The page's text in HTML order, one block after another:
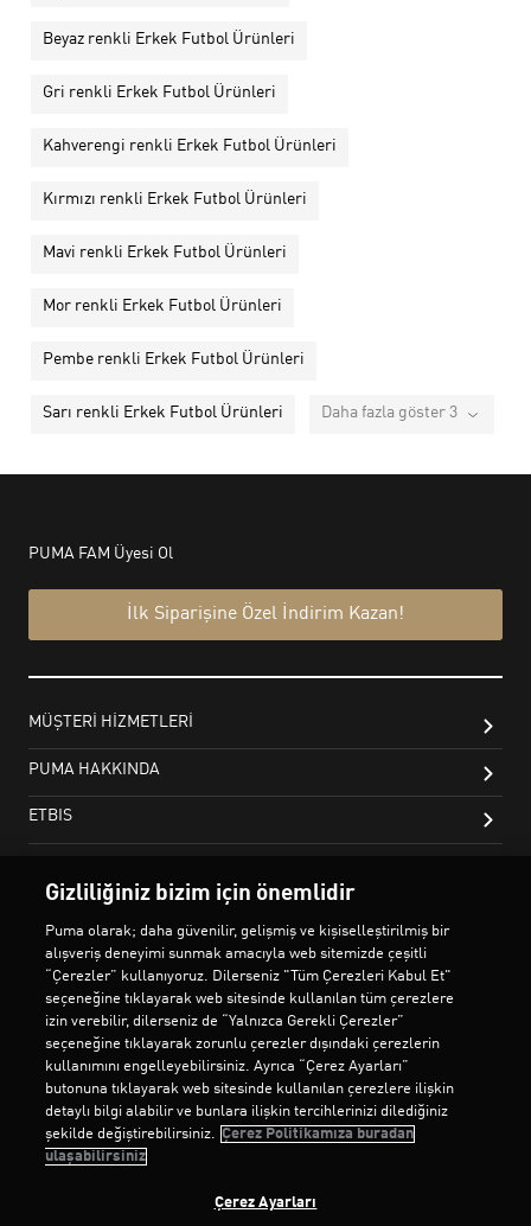
Beyaz renkli Erkek Futbol Ürünleri
Gri renkli Erkek Futbol Ürünleri
Kahverengi renkli Erkek Futbol Ürünleri
Kırmızı renkli Erkek Futbol Ürünleri
Mavi renkli Erkek Futbol Ürünleri
Mor renkli Erkek Futbol Ürünleri
Pembe renkli Erkek Futbol Ürünleri
Sarı renkli Erkek Futbol Ürünleri Daha fazla göster 3
Gizliliğiniz bizim için önemlidir
Puma olarak; daha güvenilir, gelişmiş ve kişiselleştirilmiş bir
alışveriş deneyimi sunmak amacıyla web sitemizde çeşitli
“Çerezler” kullanıyoruz. Dilerseniz "Tüm Çerezleri Kabul Et"
seçeneğine tıklayarak web sitesinde kullanılan tüm çerezlere
izin verebilir, dilerseniz de “Yalnızca Gerekli Çerezler”
seçeneğine tıklayarak zorunlu çerezler dışındaki çerezlerin
kullanımını engelleyebilirsiniz. Ayrıca “Çerez Ayarları”
butonuna tıklayarak web sitesinde kullanılan çerezlere ilişkin
detaylı bilgi alabilir ve bunlara ilişkin tercihlerinizi dilediğiniz
şekilde değiştirebilirsiniz. Çerez Politikamıza buradan
ulaşabilirsiniz
Çerez Ayarları